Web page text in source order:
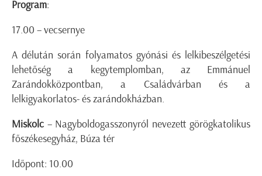
Program:
17.00 – vecsernye
A délután során folyamatos gyónási és lelkibeszélgetési
lehetőség a kegytemplomban, az Emmánuel
Zarándokközpontban, a Családvárban és a
lelkigyakorlatos- és zarándokházban.
Miskolc – Nagyboldogasszonyról nevezett görögkatolikus
főszékesegyház, Búza tér
Időpont: 10.00